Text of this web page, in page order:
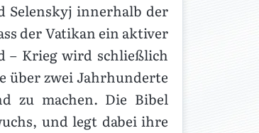
Selenskyj innerhalb der
der Vatikan ein aktiver
– Krieg wird schließlich
über zwei Jahrhunderte
zu machen. Die Bibel
und legt dabei ihre